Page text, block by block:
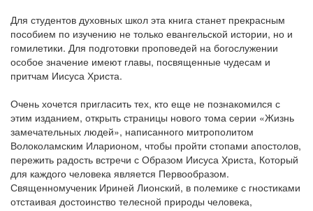
Для студентов духовных школ эта книга станет прекрасным
пособием по изучению не только евангельской истории, но и
гомилетики. Для подготовки проповедей на богослужении
особое значение имеют главы, посвященные чудесам и
притчам Иисуса Христа.
Очень хочется пригласить тех, кто еще не познакомился с
этим изданием, открыть страницы нового тома серии «Жизнь
замечательных людей», написанного митрополитом
Волоколамским Иларионом, чтобы пройти стопами апостолов,
пережить радость встречи с Образом Иисуса Христа, Который
для каждого человека является Первообразом.
Священномученик Ириней Лионский, в полемике с гностиками
отстаивая достоинство телесной природы человека,